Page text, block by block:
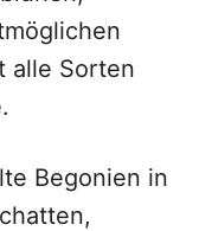
alle Sorten
Begonien in